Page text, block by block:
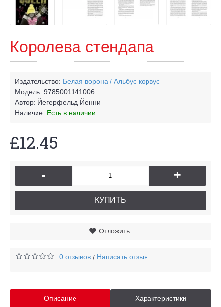
Королева стендапа
Издательство: Белая ворона / Альбус корвус
Модель: 9785001141006
Автор: Йегерфельд Йенни
Наличие: Есть в наличии
£12.45
- +
КУПИТЬ
Отложить
0 отзывов / Написать отзыв
Описание Характеристики